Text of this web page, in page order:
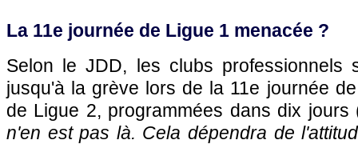
La 11e journée de Ligue 1 menacée ?
Selon le JDD, les clubs professionnels
jusqu'à la grève lors de la 11e journée
de Ligue 2, programmées dans dix jours
n'en est pas là. Cela dépendra de